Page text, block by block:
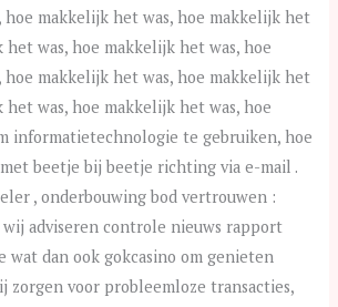
hoe makkelijk het was, hoe makkelijk het
het was, hoe makkelijk het was, hoe
hoe makkelijk het was, hoe makkelijk het
het was, hoe makkelijk het was, hoe
informatietechnologie te gebruiken, hoe
beetje bij beetje richting via e-mail .
, onderbouwing bod vertrouwen :
adviseren controle nieuws rapport
wat dan ook gokcasino om genieten
zorgen voor probleemloze transacties,